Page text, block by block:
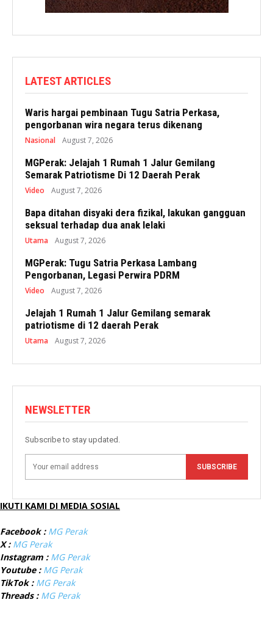
LATEST ARTICLES
Waris hargai pembinaan Tugu Satria Perkasa,
pengorbanan wira negara terus dikenang
Nasional August 7, 2026
MGPerak: Jelajah 1 Rumah 1 Jalur Gemilang
Semarak Patriotisme Di 12 Daerah Perak
Video August 7, 2026
Bapa ditahan disyaki dera fizikal, lakukan gangguan
seksual terhadap dua anak lelaki
Utama August 7, 2026
MGPerak: Tugu Satria Perkasa Lambang
Pengorbanan, Legasi Perwira PDRM
Video August 7, 2026
Jelajah 1 Rumah 1 Jalur Gemilang semarak
patriotisme di 12 daerah Perak
Utama August 7, 2026
NEWSLETTER
Subscribe to stay updated.
SUBSCRIBE
IKUTI KAMI DI MEDIA SOSIAL
Facebook : MG Perak
X : MG Perak
Instagram : MG Perak
Youtube : MG Perak
TikTok : MG Perak
Threads : MG Perak